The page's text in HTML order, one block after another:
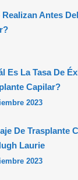
Antes Del
Es La Tasa De
Capilar?
2023
De Trasplante
Laurie
2023